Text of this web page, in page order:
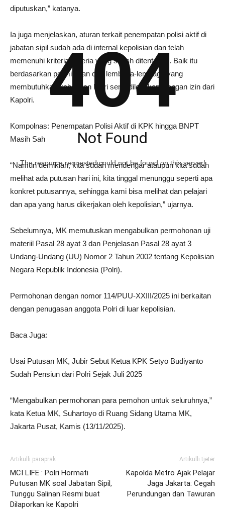
diputuskan,” katanya.
Ia juga menjelaskan, aturan terkait penempatan polisi aktif di
jabatan sipil sudah ada di internal kepolisian dan telah
memenuhi kriteria-kriteria yang sudah ditentukan. Baik itu
berdasarkan permintaan dari lembaga-lembaga yang
membutuhkan kehadiran Polri serta dilengkapi dengan izin dari
Kapolri.
Kompolnas: Penempatan Polisi Aktif di KPK hingga BNPT
Masih Sah
“Namun demikian, kita sudah mendengar ataupun kita sudah
melihat ada putusan hari ini, kita tinggal menunggu seperti apa
konkret putusannya, sehingga kami bisa melihat dan pelajari
dan apa yang harus dikerjakan oleh kepolisian,” ujarnya.
Sebelumnya, MK memutuskan mengabulkan permohonan uji
materiil Pasal 28 ayat 3 dan Penjelasan Pasal 28 ayat 3
Undang-Undang (UU) Nomor 2 Tahun 2002 tentang Kepolisian
Negara Republik Indonesia (Polri).
Permohonan dengan nomor 114/PUU-XXIII/2025 ini berkaitan
dengan penugasan anggota Polri di luar kepolisian.
Baca Juga:
Usai Putusan MK, Jubir Sebut Ketua KPK Setyo Budiyanto
Sudah Pensiun dari Polri Sejak Juli 2025
“Mengabulkan permohonan para pemohon untuk seluruhnya,”
kata Ketua MK, Suhartoyo di Ruang Sidang Utama MK,
Jakarta Pusat, Kamis (13/11/2025).
Artikulli paraprak
MCI LIFE : Polri Hormati
Putusan MK soal Jabatan Sipil,
Tunggu Salinan Resmi buat
Dilaporkan ke Kapolri
Artikulli tjetër
Kapolda Metro Ajak Pelajar
Jaga Jakarta: Cegah
Perundungan dan Tawuran
404
Not Found
The resource requested could not be found on this server!